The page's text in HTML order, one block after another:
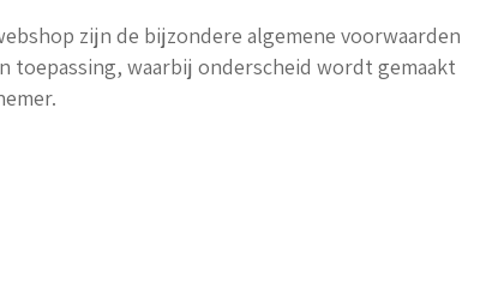
zijn de bijzondere algemene voorwaarden
toepassing, waarbij onderscheid wordt gemaakt